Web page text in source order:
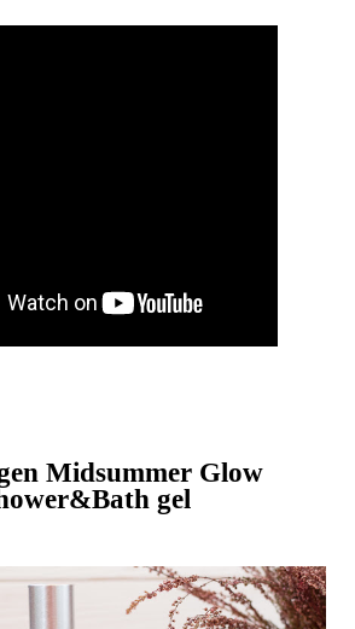
Midsummer Glow
gel